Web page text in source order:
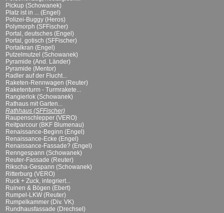
Pickup (Schowanek)
Platz ist in ... (Engel)
Polizei-Buggy (Heros)
Polymorph (SFFischer)
Portal, deutsches (Engel)
Portal, gotisch (SFFischer)
Portalkran (Engel)
Putzelmutzel (Schowanek)
Pyramide (And. Länder)
Pyramide (Mentor)
Radler auf der Flucht...
Raketen-Rennwagen (Reuter)
Raketenturm - Turmrakete...
Rangierlok (Schowanek)
Rathaus mit Garten...
Rathhaus (SFFischer)
Raupenschlepper (VERO)
Reitparcour (BKF Blumenau)
Renaissance-Beginn (Engel)
Renaissance-Ecke (Engel)
Renaissance-Fassade? (Engel)
Renngespann (Schowanek)
Reuter-Fassade (Reuter)
Rikscha-Gespann (Schowanek)
Ritterburg (VERO)
Ruck + Zuck, integriert...
Ruinen & Bögen (Ebert)
Rumpel-LKW (Reuter)
Rumpelkammer (Div. VK)
Rundhausfassade (Drechsel)